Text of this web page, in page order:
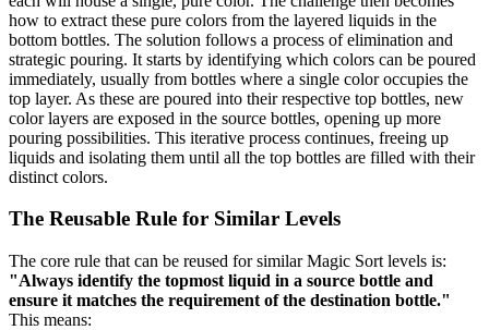
how to extract these pure colors from the layered liquids in the
bottom bottles. The solution follows a process of elimination and
strategic pouring. It starts by identifying which colors can be poured
immediately, usually from bottles where a single color occupies the
top layer. As these are poured into their respective top bottles, new
color layers are exposed in the source bottles, opening up more
pouring possibilities. This iterative process continues, freeing up
liquids and isolating them until all the top bottles are filled with their
distinct colors.
The Reusable Rule for Similar Levels
The core rule that can be reused for similar Magic Sort levels is:
"Always identify the topmost liquid in a source bottle and
ensure it matches the requirement of the destination bottle."
This means: